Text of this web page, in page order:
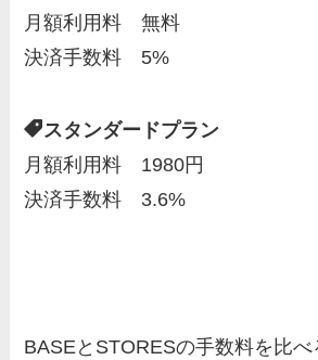
月額利用料 無料
決済手数料 5%
スタンダードプラン
月額利用料 1980円
決済手数料 3.6%
BASEとSTORESの手数料を比べ